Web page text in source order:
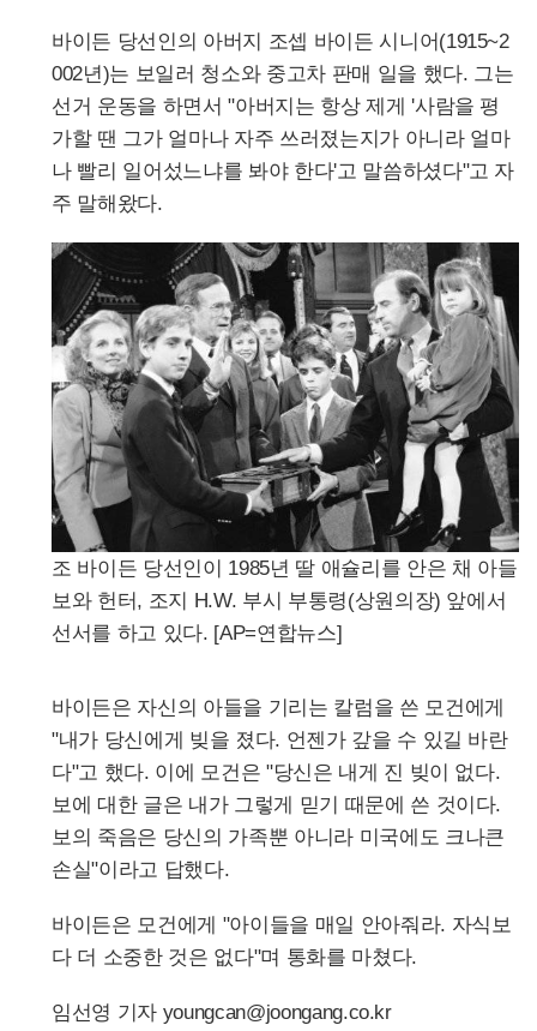
바이든 당선인의 아버지 조셉 바이든 시니어(1915~2
002년)는 보일러 청소와 중고차 판매 일을 했다. 그는
선거 운동을 하면서 "아버지는 항상 제게 '사람을 평
가할 땐 그가 얼마나 자주 쓰러졌는지가 아니라 얼마
나 빨리 일어섰느냐를 봐야 한다'고 말씀하셨다"고 자
주 말해왔다.
조 바이든 당선인이 1985년 딸 애슐리를 안은 채 아들
보와 헌터, 조지 H.W. 부시 부통령(상원의장) 앞에서
선서를 하고 있다. [AP=연합뉴스]
바이든은 자신의 아들을 기리는 칼럼을 쓴 모건에게
"내가 당신에게 빚을 졌다. 언젠가 갚을 수 있길 바란
다"고 했다. 이에 모건은 "당신은 내게 진 빚이 없다.
보에 대한 글은 내가 그렇게 믿기 때문에 쓴 것이다.
보의 죽음은 당신의 가족뿐 아니라 미국에도 크나큰
손실"이라고 답했다.
바이든은 모건에게 "아이들을 매일 안아줘라. 자식보
다 더 소중한 것은 없다"며 통화를 마쳤다.
임선영 기자 youngcan@joongang.co.kr